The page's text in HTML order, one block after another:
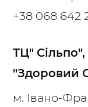
+38 068 642
ТЦ" Сільпо",
"Здоровий
м. Івано-